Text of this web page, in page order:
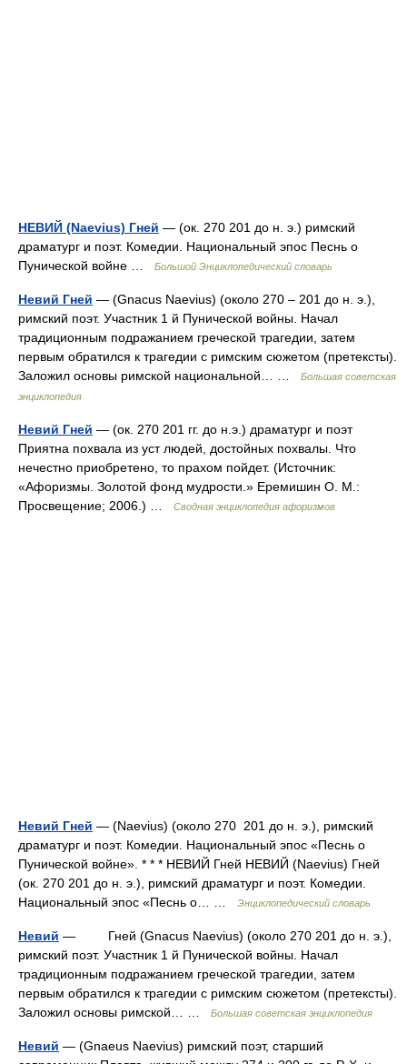
НЕВИЙ (Naevius) Гней — (ок. 270 201 до н. э.) римский
драматург и поэт. Комедии. Национальный эпос Песнь о
Пунической войне …
Большой Энциклопедический словарь
Невий Гней — (Gnacus Naevius) (около 270 ‒ 201 до н. э.),
римский поэт. Участник 1 й Пунической войны. Начал
традиционным подражанием греческой трагедии, затем
первым обратился к трагедии с римским сюжетом (претексты).
Заложил основы римской национальной… …
Большая советская
энциклопедия
Невий Гней — (ок. 270 201 гг. до н.э.) драматург и поэт
Приятна похвала из уст людей, достойных похвалы. Что
нечестно приобретено, то прахом пойдет. (Источник:
«Афоризмы. Золотой фонд мудрости.» Еремишин О. М.:
Просвещение; 2006.) …
Сводная энциклопедия афоризмов
Невий Гней — (Naevius) (около 270 201 до н. э.), римский
драматург и поэт. Комедии. Национальный эпос «Песнь о
Пунической войне». * * * НЕВИЙ Гней НЕВИЙ (Naevius) Гней
(ок. 270 201 до н. э.), римский драматург и поэт. Комедии.
Национальный эпос «Песнь о… …
Энциклопедический словарь
Невий — Гней (Gnacus Naevius) (около 270 201 до н. э.),
римский поэт. Участник 1 й Пунической войны. Начал
традиционным подражанием греческой трагедии, затем
первым обратился к трагедии с римским сюжетом (претексты).
Заложил основы римской… …
Большая советская энциклопедия
Невий — (Gnaeus Naevius) римский поэт, старший